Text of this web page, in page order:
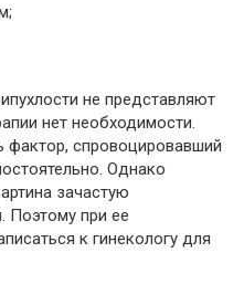
не представляют
нет необходимости.
фактор, спровоцировавший
Однако
зачастую
Поэтому при ее
к гинекологу для